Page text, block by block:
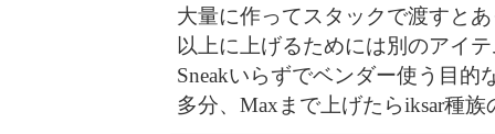
大量に作ってスタックで渡すと
以上に上げるためには別のアイ
Sneakいらずでベンダー使う目的
多分、Maxまで上げたらiksar種